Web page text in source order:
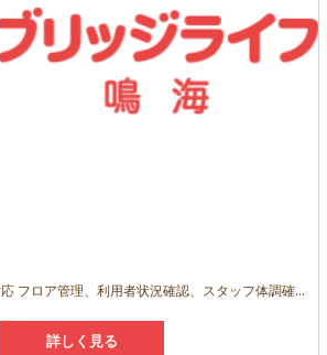
◆フロア業務・利用者対応 フロア管理、利用者状況確認、スタッフ体調確認、入浴介助、送迎 ◆連携・調整業務 ケアマネージャー、利用者ご家族様とのコミュニケーション、サービス担当者会議への出席記録 ◆帳票・事務等 帳票管理、各種計画書の作成・評価、提供表確認、契約業務
詳しく見る